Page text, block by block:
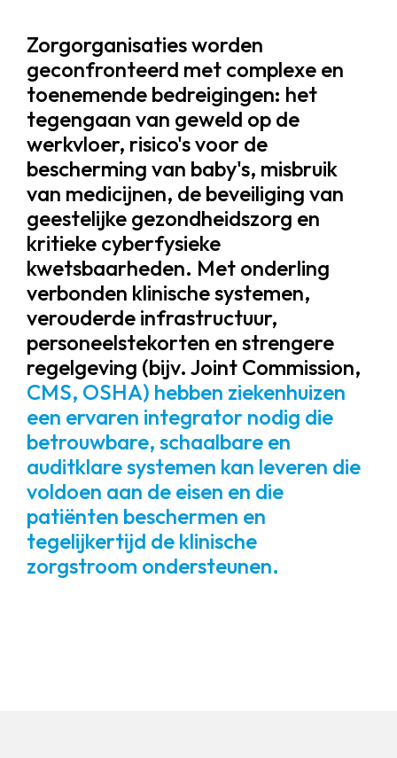
Zorgorganisaties worden
geconfronteerd met complexe en
toenemende bedreigingen: het
tegengaan van geweld op de
werkvloer, risico's voor de
bescherming van baby's, misbruik
van medicijnen, de beveiliging van
geestelijke gezondheidszorg en
kritieke cyberfysieke
kwetsbaarheden. Met onderling
verbonden klinische systemen,
verouderde infrastructuur,
personeelstekorten en strengere
regelgeving (bijv. Joint Commission,
CMS, OSHA) hebben ziekenhuizen
een ervaren integrator nodig die
betrouwbare, schaalbare en
auditklare systemen kan leveren die
voldoen aan de eisen en die
patiënten beschermen en
tegelijkertijd de klinische
zorgstroom ondersteunen.